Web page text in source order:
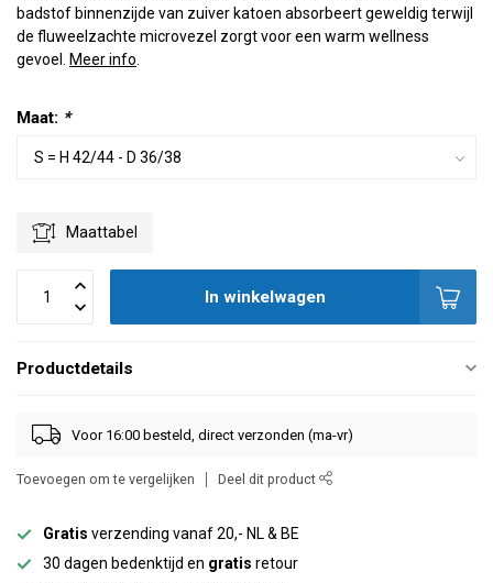
badstof binnenzijde van zuiver katoen absorbeert geweldig terwijl
de fluweelzachte microvezel zorgt voor een warm wellness
gevoel.
Meer info
Maat: *
Maattabel
In winkelwagen
Productdetails
Voor 16:00 besteld, direct verzonden (ma-vr)
Toevoegen om te vergelijken Deel dit product
Gratis verzending vanaf 20,- NL & BE
30 dagen bedenktijd en gratis retour